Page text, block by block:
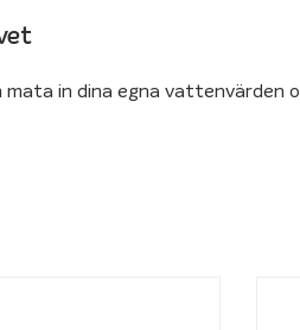
mata in dina egna